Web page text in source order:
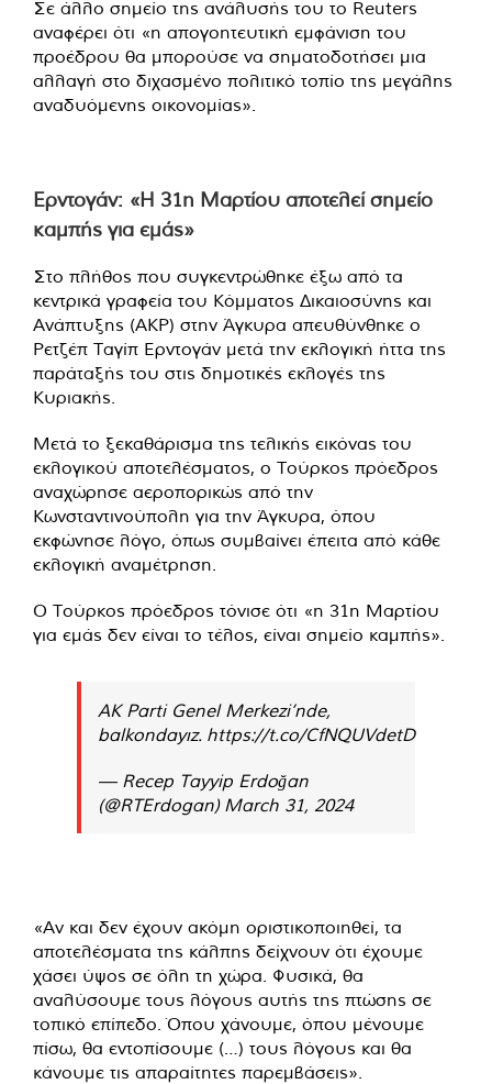
Σε άλλο σημείο της ανάλυσής του το Reuters
αναφέρει ότι «η απογοητευτική εμφάνιση του
προέδρου θα μπορούσε να σηματοδοτήσει μια
αλλαγή στο διχασμένο πολιτικό τοπίο της μεγάλης
αναδυόμενης οικονομίας».
Ερντογάν: «Η 31η Μαρτίου αποτελεί σημείο
καμπής για εμάς»
Στο πλήθος που συγκεντρώθηκε έξω από τα
κεντρικά γραφεία του Κόμματος Δικαιοσύνης και
Ανάπτυξης (ΑΚΡ) στην Άγκυρα απευθύνθηκε ο
Ρετζέπ Ταγίπ Ερντογάν μετά την εκλογική ήττα της
παράταξής του στις δημοτικές εκλογές της
Κυριακής.
Μετά το ξεκαθάρισμα της τελικής εικόνας του
εκλογικού αποτελέσματος, ο Τούρκος πρόεδρος
αναχώρησε αεροπορικώς από την
Κωνσταντινούπολη για την Άγκυρα, όπου
εκφώνησε λόγο, όπως συμβαίνει έπειτα από κάθε
εκλογική αναμέτρηση.
Ο Τούρκος πρόεδρος τόνισε ότι «η 31η Μαρτίου
για εμάς δεν είναι το τέλος, είναι σημείο καμπής».
AK Parti Genel Merkezi’nde,
balkondayız. https://t.co/CfNQUVdetD
— Recep Tayyip Erdoğan
(@RTErdogan) March 31, 2024
«Αν και δεν έχουν ακόμη οριστικοποιηθεί, τα
αποτελέσματα της κάλπης δείχνουν ότι έχουμε
χάσει ύψος σε όλη τη χώρα. Φυσικά, θα
αναλύσουμε τους λόγους αυτής της πτώσης σε
τοπικό επίπεδο. Όπου χάνουμε, όπου μένουμε
πίσω, θα εντοπίσουμε (…) τους λόγους και θα
κάνουμε τις απαραίτητες παρεμβάσεις».